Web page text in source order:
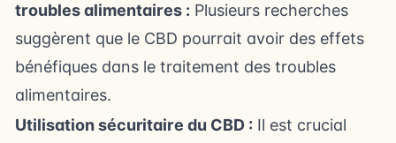
troubles alimentaires : Plusieurs recherches
suggèrent que le CBD pourrait avoir des effets
bénéfiques dans le traitement des troubles
alimentaires.
Utilisation sécuritaire du CBD : Il est crucial